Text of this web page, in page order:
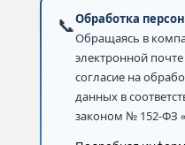
📞Обработка
Обращаясь в
электронной
согласие на
данных в
законом № 152-ФЗ